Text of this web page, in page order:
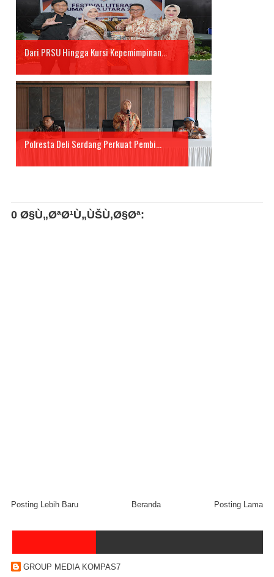
Dari PRSU Hingga Kursi Kepemimpinan...
Polresta Deli Serdang Perkuat Pembi...
0 Ø§Ù„ØªØ¹Ù„ÙŠÙ‚Ø§Øª:
Posting Lebih Baru Posting Lama
Beranda
GROUP MEDIA KOMPAS7